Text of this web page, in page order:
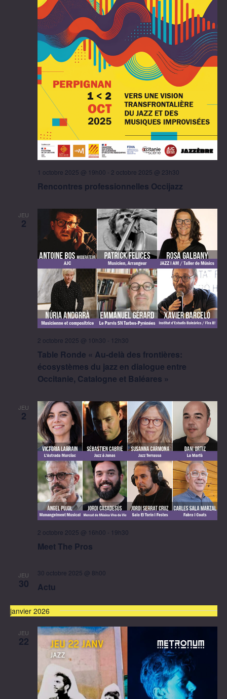
1 octobre 2025 @ 19h00 - 2 octobre 2025 @ 23h30
Rencontres professionnelles Occijazz
JEU
2
2 octobre 2025 @ 10h30 - 12h30
Table Ronde « Au-delà des frontières:
écosystèmes du jazz en dialogue entre
Occitanie, Catalogne et Baléares »
JEU
2
2 octobre 2025 @ 16h00 - 19h30
Meet The Pros
JEU
30
30 octobre 2025 @ 8h00
Actu
janvier 2026
JEU
22